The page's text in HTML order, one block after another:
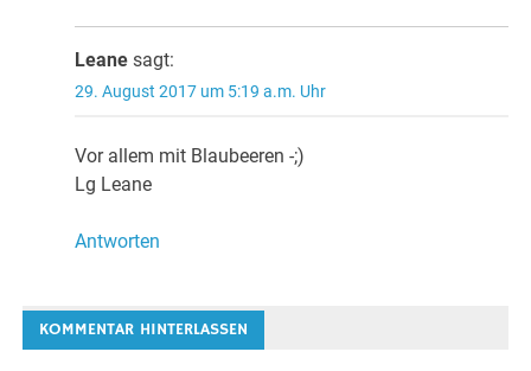
Leane sagt:
29. August 2017 um 5:19 a.m. Uhr
Vor allem mit Blaubeeren -;)
Lg Leane
Antworten
KOMMENTAR HINTERLASSEN